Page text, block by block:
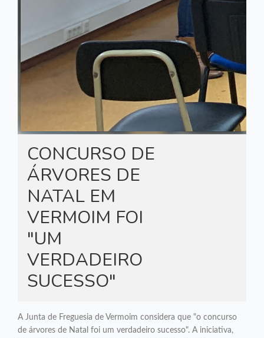
CONCURSO DE
ÁRVORES DE
NATAL EM
VERMOIM FOI
"UM
VERDADEIRO
SUCESSO"
A Junta de Freguesia de Vermoim considera que "o concurso
de árvores de Natal foi um verdadeiro sucesso". A iniciativa,